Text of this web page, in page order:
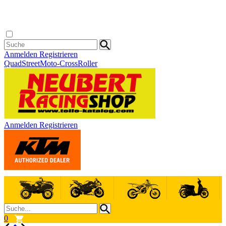
Anmelden Registrieren
QuadStreetMoto-CrossRoller
Anmelden Registrieren
0